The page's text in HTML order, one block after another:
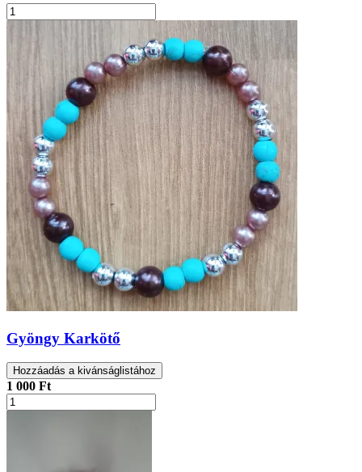
Gyöngy Karkötő
Hozzáadás a kivánságlistához
1 000 Ft